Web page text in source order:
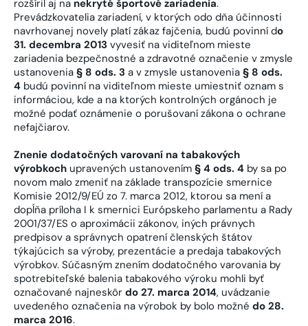
rozšíril aj na nekryté športové zariadenia.
Prevádzkovatelia zariadení, v ktorých odo dňa účinnosti
navrhovanej novely platí zákaz fajčenia, budú povinní do
31. decembra 2013 vyvesiť na viditeľnom mieste
zariadenia bezpečnostné a zdravotné označenie v zmysle
ustanovenia § 8 ods. 3 a v zmysle ustanovenia § 8 ods.
4 budú povinní na viditeľnom mieste umiestniť oznam s
informáciou, kde a na ktorých kontrolných orgánoch je
možné podať oznámenie o porušovaní zákona o ochrane
nefajčiarov.
Znenie dodatočných varovaní na tabakových
výrobkoch upravených ustanovením § 4 ods. 4 by sa po
novom malo zmeniť na základe transpozície smernice
Komisie 2012/9/EÚ zo 7. marca 2012, ktorou sa mení a
dopĺňa príloha I k smernici Európskeho parlamentu a Rady
2001/37/ES o aproximácii zákonov, iných právnych
predpisov a správnych opatrení členských štátov
týkajúcich sa výroby, prezentácie a predaja tabakových
výrobkov. Súčasným znením dodatočného varovania by
spotrebiteľské balenia tabakového výroku mohli byť
označované najneskôr do 27. marca 2014, uvádzanie
uvedeného označenia na výrobok by bolo možné do 28.
marca 2016.